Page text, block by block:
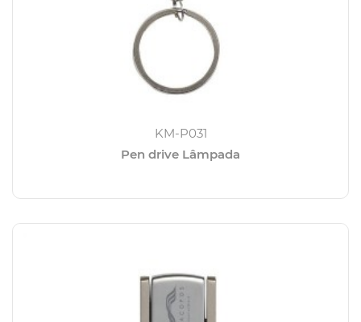
KM-P031
Pen drive Lâmpada